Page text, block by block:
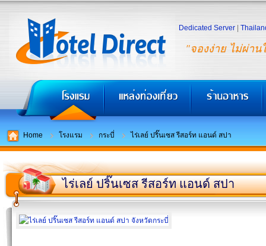
"จองง่าย ไม่ผ่าน
Dedicated Server
Home โรงแรม กระบี่ ไร่เลย์ ปริ๊นเซส รีสอร์ท แอนด์ สปา
ไร่เลย์ ปริ๊นเซส รีสอร์ท แอนด์ สปา